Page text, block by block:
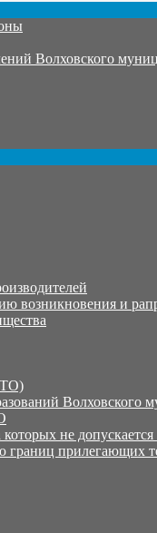
Волховского
возникновения и
Волховского
не
прилегающих